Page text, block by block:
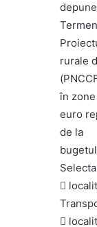
rurale
în
euro
de la

